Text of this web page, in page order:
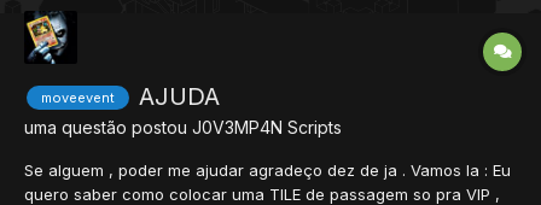
moveevent AJUDA
uma questão postou J0V3MP4N Scripts
Se alguem , poder me ajudar agradeço dez de ja . Vamos la : Eu
quero saber como colocar uma TILE de passagem so pra VIP ,